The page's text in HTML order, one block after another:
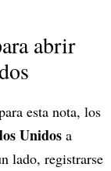
abrir
esta nota, los
Unidos a
lado, registrarse